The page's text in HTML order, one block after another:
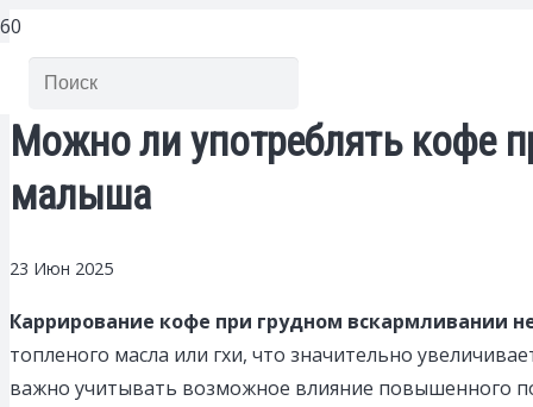
Можно ли употреблять кофе
малыша
23 Июн 2025
Каррирование кофе при грудном вскармливании
топленого масла или гхи, что значительно
важно учитывать возможное влияние повышенного